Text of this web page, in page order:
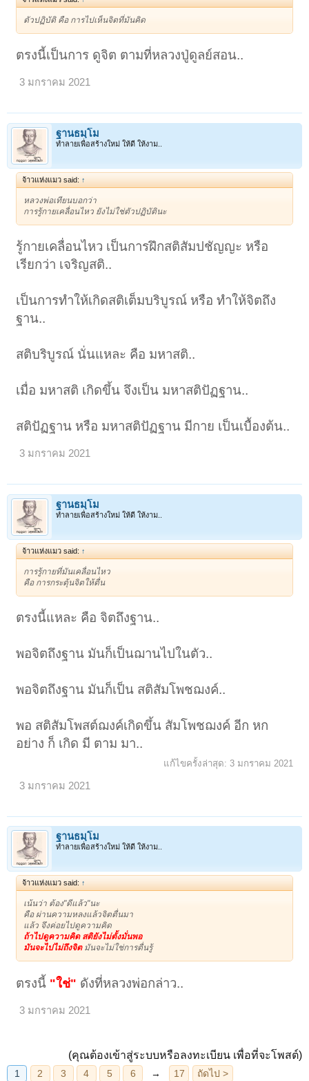
ตัวปฏิบัติ คือ การไปเห็นจิตที่มันคิด
ตรงนี้เป็นการ ดูจิต ตามที่หลวงปู่ดูลย์สอน..
3 มกราคม 2021
ฐานธมฺโม
ทำลายเพื่อสร้างใหม่ ให้ดี ให้งาม..
จ้าวแห่งแมว said: ↑
หลวงพ่อเทียนบอกว่า
การรู้กายเคลื่อนไหว ยังไม่ใช่ตัวปฏิบัตินะ
รู้กายเคลื่อนไหว เป็นการฝึกสติสัมปชัญญะ หรือ
เรียกว่า เจริญสติ..
เป็นการทำให้เกิดสติเต็มบริบูรณ์ หรือ ทำให้จิตถึง
ฐาน..
สติบริบูรณ์ นั่นแหละ คือ มหาสติ..
เมื่อ มหาสติ เกิดขึ้น จึงเป็น มหาสติปัฏฐาน..
สติปัฏฐาน หรือ มหาสติปัฏฐาน มีกาย เป็นเบื้องต้น..
3 มกราคม 2021
ฐานธมฺโม
ทำลายเพื่อสร้างใหม่ ให้ดี ให้งาม..
จ้าวแห่งแมว said: ↑
การรู้กายที่มันเคลื่อนไหว
คือ การกระตุ้นจิตให้ตื่น
ตรงนี้แหละ คือ จิตถึงฐาน..
พอจิตถึงฐาน มันก็เป็นฌานไปในตัว..
พอจิตถึงฐาน มันก็เป็น สติสัมโพชฌงค์..
พอ สติสัมโพสต์ฌงค์เกิดขึ้น สัมโพชฌงค์ อีก หก
อย่าง ก็ เกิด มี ตาม มา..
แก้ไขครั้งล่าสุด: 3 มกราคม 2021
3 มกราคม 2021
ฐานธมฺโม
ทำลายเพื่อสร้างใหม่ ให้ดี ให้งาม..
จ้าวแห่งแมว said: ↑
เน้นว่า ต้อง"ดีแล้ว"นะ
คือ ผ่านความหลงแล้วจิตตื่นมา
แล้ว จึงค่อยไปดูความคิด
ถ้าไปดูความคิด สติยังไม่ตั้งมั่นพอ
มันจะไปไม่ถึงจิต มันจะไม่ใช่การตื่นรู้
ตรงนี้ "ใช่" ดังที่หลวงพ่อกล่าว..
3 มกราคม 2021
(คุณต้องเข้าสู่ระบบหรือลงทะเบียน เพื่อที่จะโพสต์)